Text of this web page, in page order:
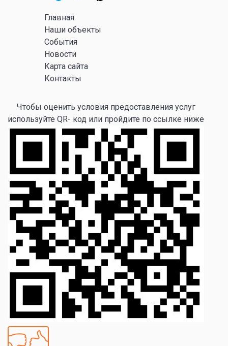
Главная
Наши объекты
События
Новости
Карта сайта
Контакты
Чтобы оценить условия предоставления услуг
используйте QR- код или пройдите по ссылке ниже